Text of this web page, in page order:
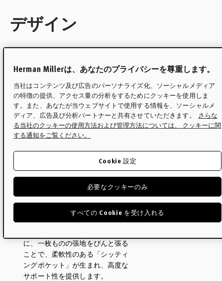
デザイン
に、一枚ものの張地をぴんと張る
ことで、柔軟性のある「シッティ
ングポケット」が生まれ、高度な
サポート性を提供します。
Herman Millerは、あなたのプライバシーを尊重します。
当社はコンテンツ及び広告のパーソナライズ化、ソーシャルメディア
の特徴の提供、アクセス量の分析をするためにクッキーを使用しま
す。また、あなたが当ウェブサイトで使用する情報を、ソーシャルメ
ディア、広告及び分析パートナーと共有させていただきます。
さらな
る当社のクッキーの使用方法および管理方法については、 クッキーに関
する通知をご覧ください。
必要なクッキーのみ
すべての Cookie を受け入れる
Cookie 設定